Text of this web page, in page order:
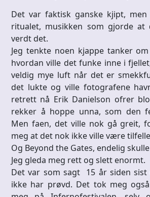
Det var faktisk ganske kjipt,
ritualet, musikken som gjorde
verdt det.
Jeg tenkte noen kjappe tanker
hvordan ville det funke inne i
veldig mye luft når det er
det lukte og ville fotografene
retrett nå Erik Danielson ofrer
rekker å hoppe unna, som den
Men faen, det ville nok gå greit,
meg at det nok ikke ville være
Og Beyond the Gates, endelig
Jeg gleda meg rett og slett enormt.
Det var som sagt 15 år siden
ikke har prøvd. Det tok meg